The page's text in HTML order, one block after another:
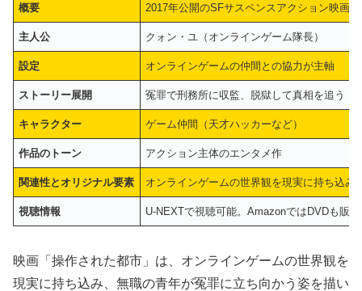
概要 2017年公開のSFサスペンスアクション映画
主人公 クォン・ユ（オンラインゲーム隊長）
設定 オンラインゲームの仲間との協力が主軸
ストーリー展開 冤罪で刑務所に収監、脱獄して真相を追う
キャラクター ゲーム仲間（天才ハッカーなど）
作品のトーン アクション主体のエンタメ作
関連性とオリジナル要素 オンラインゲームの世界観を現実に持ち込
視聴情報 U-NEXTで視聴可能。AmazonではDVDも販
映画「操作された都市」は、オンラインゲームの世界観を
現実に持ち込み、無職の青年が冤罪に立ち向かう姿を描い